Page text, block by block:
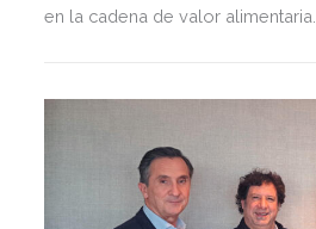
en la cadena de valor alimentaria.